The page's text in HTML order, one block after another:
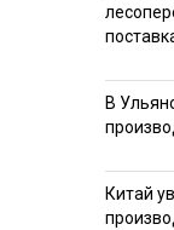
В
Китай